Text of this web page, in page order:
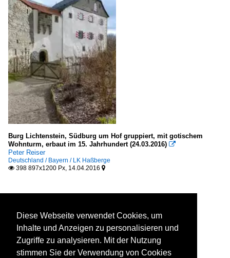
Burg Lichtenstein, Südburg um Hof gruppiert, mit gotischem
Wohnturm, erbaut im 15. Jahrhundert (24.03.2016) 
Peter Reiser
Deutschland / Bayern / LK Haßberge
 398 897x1200 Px, 14.04.2016 
Diese Webseite verwendet Cookies, um
Inhalte und Anzeigen zu personalisieren und
Zugriffe zu analysieren. Mit der Nutzung
stimmen Sie der Verwendung von Cookies